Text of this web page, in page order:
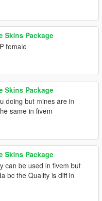
Skins Package
female
Skins Package
doing but mines are in
same in fivem
Skins Package
can be used in fivem but
bc the Quality is diff in